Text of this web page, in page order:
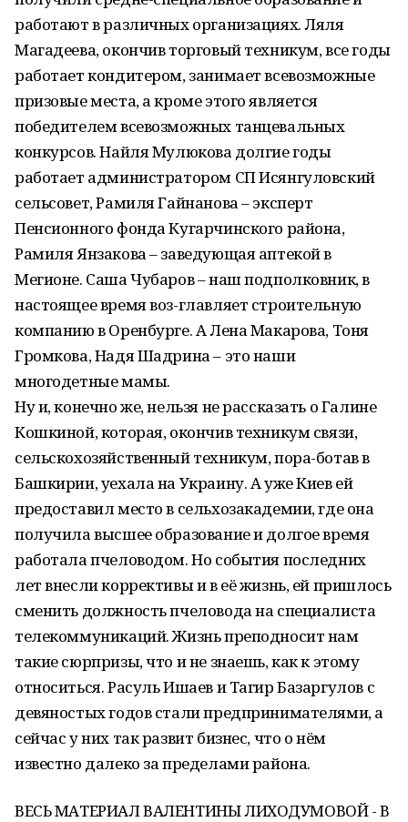
работают в различных организациях. Ляля
Магадеева, окончив торговый техникум, все годы
работает кондитером, занимает всевозможные
призовые места, а кроме этого является
победителем всевозможных танцевальных
конкурсов. Найля Мулюкова долгие годы
работает администратором СП Исянгуловский
сельсовет, Рамиля Гайнанова – эксперт
Пенсионного фонда Кугарчинского района,
Рамиля Янзакова – заведующая аптекой в
Мегионе. Саша Чубаров – наш подполковник, в
настоящее время воз-главляет строительную
компанию в Оренбурге. А Лена Макарова, Тоня
Громкова, Надя Шадрина – это наши
многодетные мамы.
Ну и, конечно же, нельзя не рассказать о Галине
Кошкиной, которая, окончив техникум связи,
сельскохозяйственный техникум, пора-ботав в
Башкирии, уехала на Украину. А уже Киев ей
предоставил место в сельхозакадемии, где она
получила высшее образование и долгое время
работала пчеловодом. Но события последних
лет внесли коррективы и в её жизнь, ей пришлось
сменить должность пчеловода на специалиста
телекоммуникаций. Жизнь преподносит нам
такие сюрпризы, что и не знаешь, как к этому
относиться. Расуль Ишаев и Тагир Базаргулов с
девяностых годов стали предпринимателями, а
сейчас у них так развит бизнес, что о нём
известно далеко за пределами района.
ВЕСЬ МАТЕРИАЛ ВАЛЕНТИНЫ ЛИХОДУМОВОЙ - В